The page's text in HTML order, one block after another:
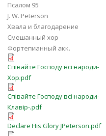
Псалом 95
J. W. Peterson
Хвала и благодарение
Смешанный хор
Фортепианный акк.
Співайте
Хор.pdf
Співайте Господу всі народи-
Хор.pdf
Співайте
Клавір-.pdf
Співайте Господу всі народи-
Клавір-.pdf
Declare His
Declare His Glory JPeterson.pdf